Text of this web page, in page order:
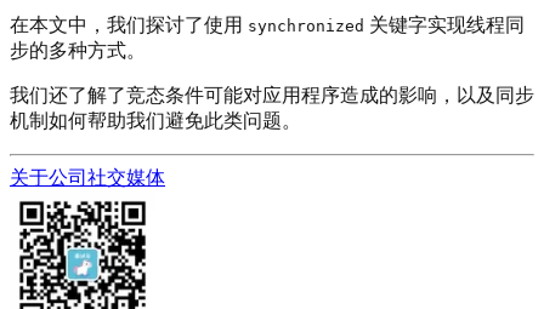
在本文中，我们探讨了使用 synchronized 关键字实现线程同
步的多种方式。
我们还了解了竞态条件可能对应用程序造成的影响，以及同步
机制如何帮助我们避免此类问题。
关于公司 社交媒体